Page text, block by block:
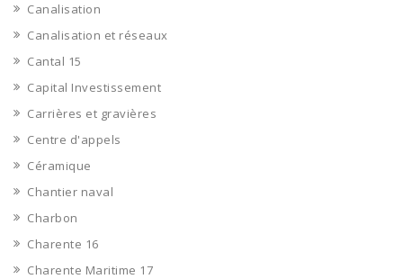
Canalisation
Canalisation et réseaux
Cantal 15
Capital Investissement
Carrières et gravières
Centre d'appels
Céramique
Chantier naval
Charbon
Charente 16
Charente Maritime 17